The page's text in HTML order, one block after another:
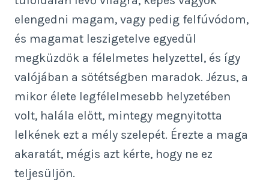
elengedni magam, vagy pedig felfúvódom,
és magamat leszigetelve egyedül
megküzdök a félelmetes helyzettel, és így
valójában a sötétségben maradok. Jézus, a
mikor élete legfélelmesebb helyzetében
volt, halála előtt, mintegy megnyitotta
lelkének ezt a mély szelepét. Érezte a maga
akaratát, mégis azt kérte, hogy ne ez
teljesüljön.